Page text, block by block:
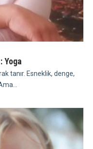
Yoga
tanır. Esneklik, denge,